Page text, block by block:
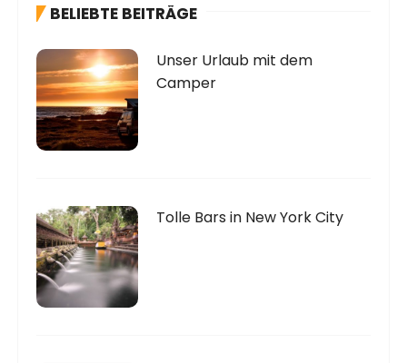
BELIEBTE BEITRÄGE
Unser Urlaub mit dem
Camper
Tolle Bars in New York City